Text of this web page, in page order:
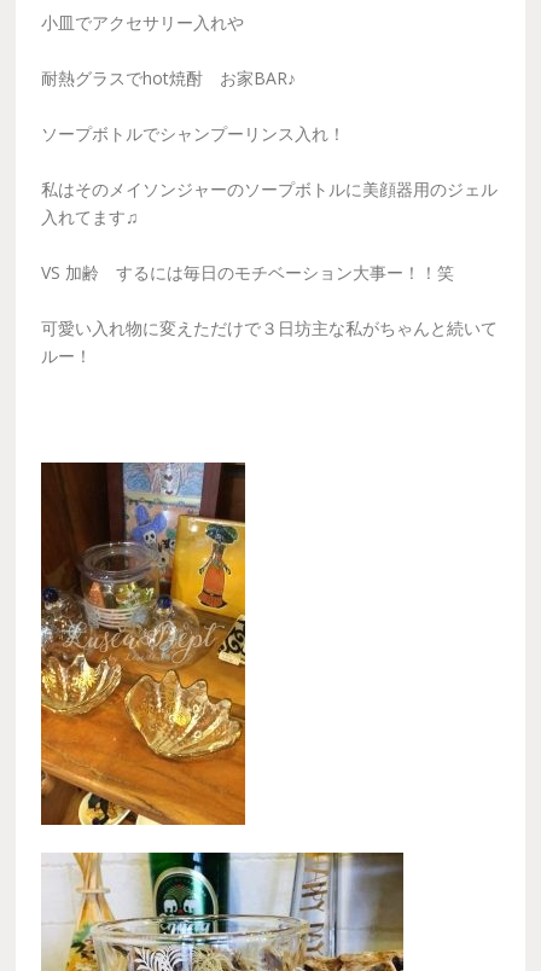
小皿でアクセサリー入れや
耐熱グラスでhot焼酎 お家BAR♪
ソープボトルでシャンプーリンス入れ！
私はそのメイソンジャーのソープボトルに美顔器用のジェル
入れてます♫
VS 加齢 するには毎日のモチベーション大事ー！！笑
可愛い入れ物に変えただけで３日坊主な私がちゃんと続いて
ルー！